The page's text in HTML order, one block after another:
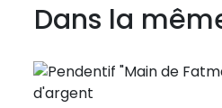
Dans la